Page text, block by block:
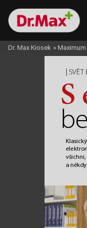
SVĚT
S
Klasick
Dr. Max Kiosek »